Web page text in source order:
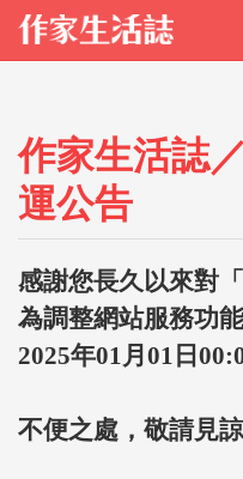
作家生活誌
運公告
感謝您長久以來對
為調整網站服務功
2025年01月01日
不便之處，敬請見諒